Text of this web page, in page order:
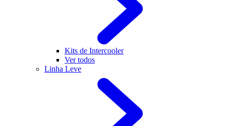
Kits de Intercooler
Ver todos
Linha Leve